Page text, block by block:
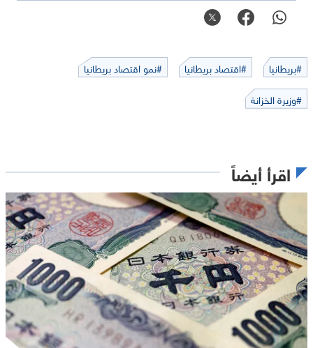
#بريطانيا #اقتصاد بريطانيا
#نمو اقتصاد بريطانيا
#وزيرة الخزانة
اقرأ أيضاً